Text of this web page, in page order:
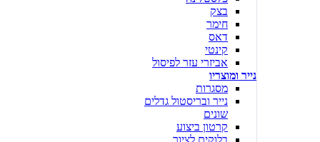
בצק
חימר
דאס
קינטי
אביזרי עזר לפיסול
נייר ומוצריו
מסגרות
נייר ובריסטול גדלים
שונים
קרטון ביצוע
בלוקים לציור